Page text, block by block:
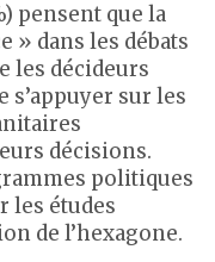
pensent que la
» dans les débats
les décideurs
s’appuyer sur les
décisions.
politiques
les études
de l’hexagone.